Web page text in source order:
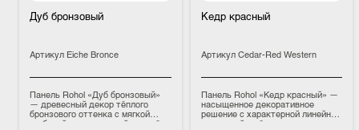
Дуб бронзовый
Артикул Eiche Bronce
Панель Rohol «Дуб бронзовый»
— древесный декор тёплого
бронзового оттенка с мягкой
глубиной тона, который придаёт
Кедр красный
Артикул Cedar-Red Western
Панель Rohol «Кедр красный» —
насыщенное декоративное
решение с характерной линейной
текстурой и тёплым красновато-